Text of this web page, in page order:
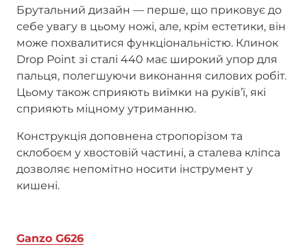
Брутальний дизайн — перше, що приковує до
себе увагу в цьому ножі, але, крім естетики, він
може похвалитися функціональністю. Клинок
Drop Point зі сталі 440 має широкий упор для
пальця, полегшуючи виконання силових робіт.
Цьому також сприяють виїмки на руківʼї, які
сприяють міцному утриманню.
Конструкція доповнена стропорізом та
склобоєм у хвостовій частині, а сталева кліпса
дозволяє непомітно носити інструмент у
кишені.
Ganzo G626